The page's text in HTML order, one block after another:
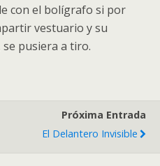
con el bolígrafo si por
vestuario y su
pusiera a tiro.
Próxima Entrada
El Delantero Invisible